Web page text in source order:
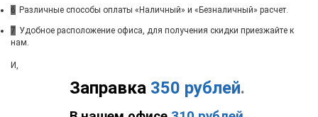
6 Различные способы оплаты «Наличный» и «Безналичный» расчет.
7 Удобное расположение офиса, для получения скидки приезжайте к
нам.
Заправка 350 рублей.
И,